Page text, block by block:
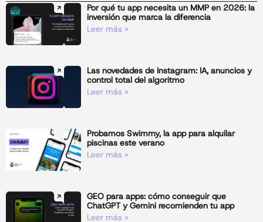
Por qué tu app necesita un MMP en 2026: la
inversión que marca la diferencia
Leer más »
Las novedades de Instagram: IA, anuncios y
control total del algoritmo
Leer más »
Probamos Swimmy, la app para alquilar
piscinas este verano
Leer más »
GEO para apps: cómo conseguir que
ChatGPT y Gemini recomienden tu app
Leer más »